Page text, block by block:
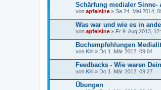
Schärfung medialer Sinne-
von apfelsine » Sa 24. Mai 2014,
Was war und wie es in
von apfelsine » Fr 9. Aug 2013,
Buchempfehlungen
von Kiri » Do 1. Mär 2012, 09:04
Feedbacks - Wie waren
von Kiri » Do 1. Mär 2012, 09:27
Übungen